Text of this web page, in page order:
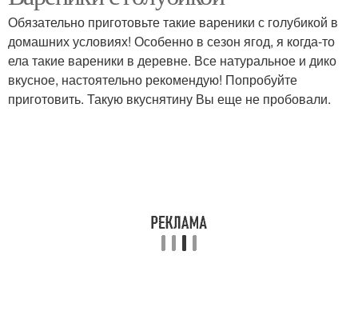
Супер теста
Обязательно приготовьте такие вареники с голубикой в
домашних условиях! Особенно в сезон ягод, я когда-то
ела такие вареники в деревне. Все натуральное и дико
вкусное, настоятельно рекомендую! Попробуйте
приготовить. Такую вкуснятину Вы еще не пробовали.